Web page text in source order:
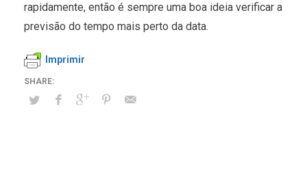
rapidamente, então é sempre uma boa ideia verificar a
previsão do tempo mais perto da data.
Imprimir